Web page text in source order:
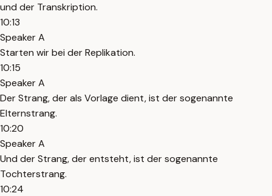
und der Transkription.
10:13
Speaker A
Starten wir bei der Replikation.
10:15
Speaker A
Der Strang, der als Vorlage dient, ist der sogenannte
Elternstrang.
10:20
Speaker A
Und der Strang, der entsteht, ist der sogenannte
Tochterstrang.
10:24